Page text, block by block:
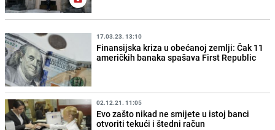
17.03.23. 13:10
Finansijska kriza u obećanoj zemlji: Čak 11
američkih banaka spašava First Republic
02.12.21. 11:05
Evo zašto nikad ne smijete u istoj banci
otvoriti tekući i štedni račun